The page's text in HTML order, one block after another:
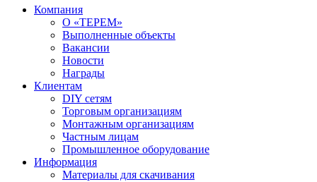
Компания
О «ТЕРЕМ»
Выполненные объекты
Вакансии
Новости
Награды
Клиентам
DIY сетям
Торговым организациям
Монтажным организациям
Частным лицам
Промышленное оборудование
Информация
Материалы для скачивания